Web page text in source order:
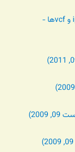
جادی تی وی ۰۰۷ – ipython notebook و vcfها -